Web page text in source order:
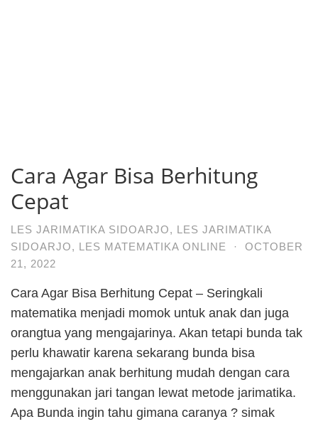
Cara Agar Bisa Berhitung
Cepat
LES JARIMATIKA SIDOARJO, LES JARIMATIKA
SIDOARJO, LES MATEMATIKA ONLINE ·
OCTOBER
21, 2022
Cara Agar Bisa Berhitung Cepat – Seringkali
matematika menjadi momok untuk anak dan juga
orangtua yang mengajarinya. Akan tetapi bunda tak
perlu khawatir karena sekarang bunda bisa
mengajarkan anak berhitung mudah dengan cara
menggunakan jari tangan lewat metode jarimatika.
Apa Bunda ingin tahu gimana caranya ? simak